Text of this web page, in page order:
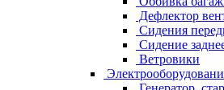
Дефлектор
Сидения
Сидение
Ветровики